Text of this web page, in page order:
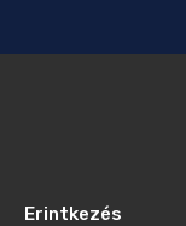
Erintkezés